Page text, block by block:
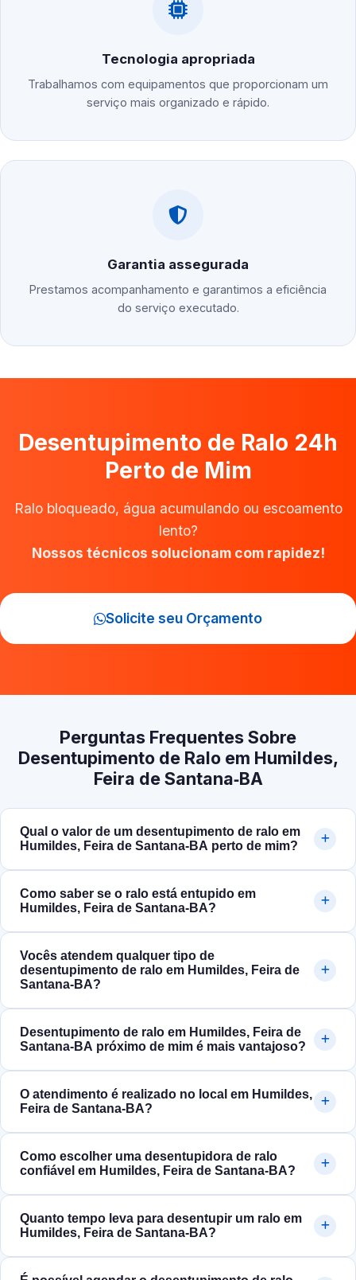
Tecnologia apropriada
Trabalhamos com equipamentos que proporcionam um
serviço mais organizado e rápido.
Garantia assegurada
Prestamos acompanhamento e garantimos a eficiência
do serviço executado.
Desentupimento de Ralo 24h
Perto de Mim
Ralo bloqueado, água acumulando ou escoamento
lento?
Nossos técnicos solucionam com rapidez!
Solicite seu Orçamento
Perguntas Frequentes Sobre
Desentupimento de Ralo em Humildes,
Feira de Santana‑BA
Qual o valor de um desentupimento de ralo em
Humildes, Feira de Santana‑BA perto de mim?
Como saber se o ralo está entupido em
Humildes, Feira de Santana‑BA?
Vocês atendem qualquer tipo de
desentupimento de ralo em Humildes, Feira de
Santana‑BA?
Desentupimento de ralo em Humildes, Feira de
Santana‑BA próximo de mim é mais vantajoso?
O atendimento é realizado no local em Humildes,
Feira de Santana‑BA?
Como escolher uma desentupidora de ralo
confiável em Humildes, Feira de Santana‑BA?
Quanto tempo leva para desentupir um ralo em
Humildes, Feira de Santana‑BA?